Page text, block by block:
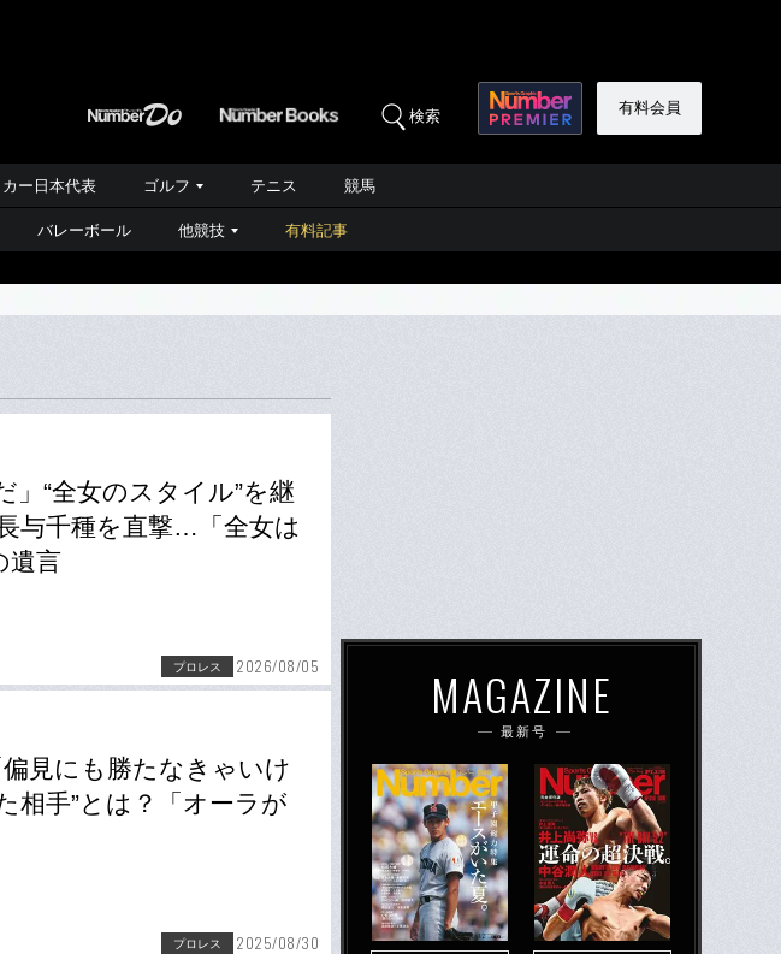
検索 有料会員
ー日本代表 ゴルフ テニス 競馬
バレーボール 他競技 有料記事
」“全女のスタイル”を継
与千種を直撃…「全女は
遺言
プロレス 2026/08/05
見にも勝たなきゃいけ
相手”とは？「オーラが
プロレス 2025/08/30
MAGAZINE
最新号